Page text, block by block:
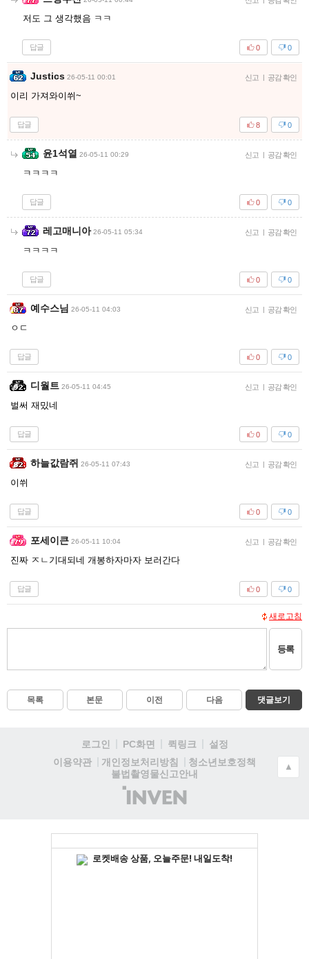
저도 그 생각했음 ㅋㅋ
답글 0
0
Justics 26-05-11 00:01 신고 | 공감 확인
이리 가져와이쒸~
답글 0
8
윤1석열 26-05-11 00:29 신고 | 공감 확인
ㅋㅋㅋㅋ
답글 0
0
레고매니아 26-05-11 05:34 신고 | 공감 확인
ㅋㅋㅋㅋ
답글 0
0
예수스님 26-05-11 04:03 신고 | 공감 확인
ㅇㄷ
답글 0
0
디월트 26-05-11 04:45 신고 | 공감 확인
벌써 재밌네
답글 0
0
하늘값람쥐 26-05-11 07:43 신고 | 공감 확인
이쒸
답글 0
0
포세이큰 26-05-11 10:04 신고 | 공감 확인
진짜 ㅈㄴ기대되네 개봉하자마자 보러간다
답글 0
0
새로고침
등록
목록 본문 이전 다음 댓글보기
로그인 PC화면 퀵링크
설정
이용약관
개인정보처리방침
청소년보호정책
불법촬영물신고안내
(주)
인
▲